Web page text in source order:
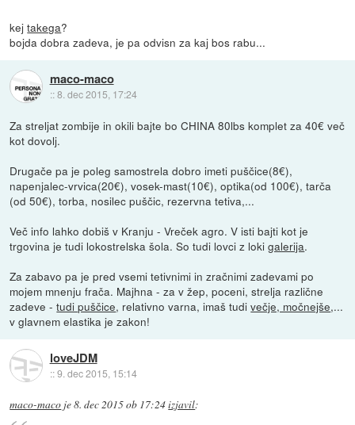
kejtakega?
bojda dobra zadeva, je pa odvisn za kaj bos rabu...
maco-maco
::8. dec 2015, 17:24
Za streljat zombije in okili bajte bo CHINA 80lbs komplet za 40€ več
kot dovolj.
Drugače pa je poleg samostrela dobro imeti puščice(8€),
napenjalec-vrvica(20€), vosek-mast(10€), optika(od 100€), tarča
(od 50€), torba, nosilec puščic, rezervna tetiva,...
Več info lahko dobiš v Kranju - Vreček agro. V isti bajti kot je
trgovina je tudi lokostrelska šola. So tudi lovci z lokigalerija.
Za zabavo pa je pred vsemi tetivnimi in zračnimi zadevami po
mojem mnenju frača. Majhna - za v žep, poceni, strelja različne
zadeve -tudi puščice, relativno varna, imaš tudivečje, močnejše,...
v glavnem elastika je zakon!
loveJDM
::9. dec 2015, 15:14
maco-maco je8. dec 2015 ob 17:24izjavil: